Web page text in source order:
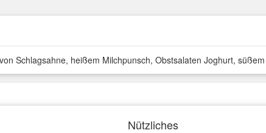
Schlagsahne, heißem Milchpunsch, Obstsalaten Joghurt,
Nützliches